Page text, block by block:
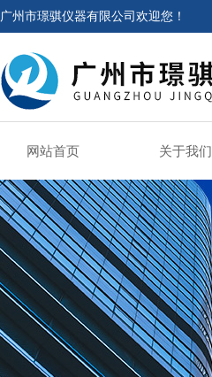
广州市璟骐仪器有限公司欢迎您！
网站首页 关于我们